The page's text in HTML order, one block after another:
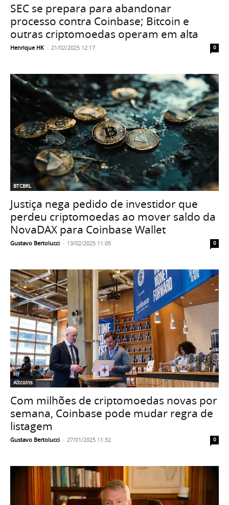
SEC se prepara para abandonar
processo contra Coinbase; Bitcoin e
outras criptomoedas operam em alta
Henrique HK - 21/02/2025 12:17 0
BTCBRL
Justiça nega pedido de investidor que
perdeu criptomoedas ao mover saldo da
NovaDAX para Coinbase Wallet
Gustavo Bertolucci - 13/02/2025 11:05 0
Altcoins
Com milhões de criptomoedas novas por
semana, Coinbase pode mudar regra de
listagem
Gustavo Bertolucci - 27/01/2025 11:32 0